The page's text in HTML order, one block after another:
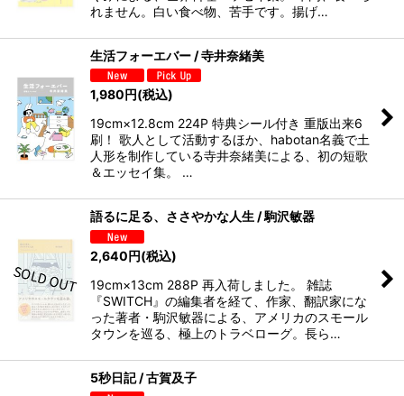
れません。白い食べ物、苦手です。揚げ…
生活フォーエバー / 寺井奈緒美
1,980円(税込)
19cm×12.8cm 224P 特典シール付き 重版出来6
刷！ 歌人として活動するほか、habotan名義で土
人形を制作している寺井奈緒美による、初の短歌
＆エッセイ集。 …
語るに足る、ささやかな人生 / 駒沢敏器
2,640円(税込)
19cm×13cm 288P 再入荷しました。 雑誌
『SWITCH』の編集者を経て、作家、翻訳家にな
った著者・駒沢敏器による、アメリカのスモール
タウンを巡る、極上のトラベローグ。長ら…
5秒日記 / 古賀及子